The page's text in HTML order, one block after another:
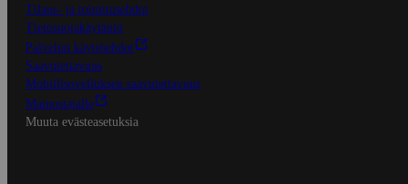
Tilaus- ja toimitusehdot
Tietosuojakäytäntö
Palvelun käyttöehdot
Saavutettavuus
Mobiilisovelluksen saavutettavuus
Mainostajalle
Muuta evästeasetuksia